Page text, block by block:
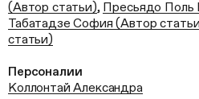
(Автор статьи), Пресьядо Поль
Табатадзе София (Автор
статьи)
Персоналии
Коллонтай Александра